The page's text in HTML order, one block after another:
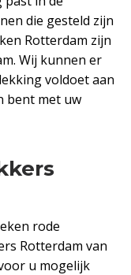
die gesteld zijn
Rotterdam zijn
Wij kunnen er
voldoet aan
bent met uw
rode
Rotterdam van
u mogelijk